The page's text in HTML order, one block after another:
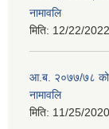
नामावलि
मिति: 12/22/
आ.ब. २०७७/७८ को
नामावलि
मिति: 11/25/